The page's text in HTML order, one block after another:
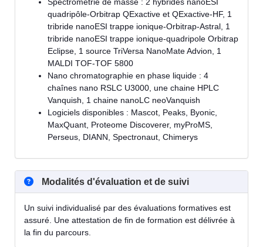
quadripôle-Orbitrap QExactive et QExactive-HF, 1
tribride nanoESI trappe ionique-Orbitrap-Astral, 1
tribride nanoESI trappe ionique-quadripole Orbitrap
Eclipse, 1 source TriVersa NanoMate Advion, 1
MALDI TOF-TOF 5800
Nano chromatographie en phase liquide : 4
chaînes nano RSLC U3000, une chaine HPLC
Vanquish, 1 chaine nanoLC neoVanquish
Logiciels disponibles : Mascot, Peaks, Byonic,
MaxQuant, Proteome Discoverer, myProMS,
Perseus, DIANN, Spectronaut, Chimerys
Modalités d'évaluation et de suivi
Un suivi individualisé par des évaluations formatives est
assuré. Une attestation de fin de formation est délivrée à
la fin du parcours.